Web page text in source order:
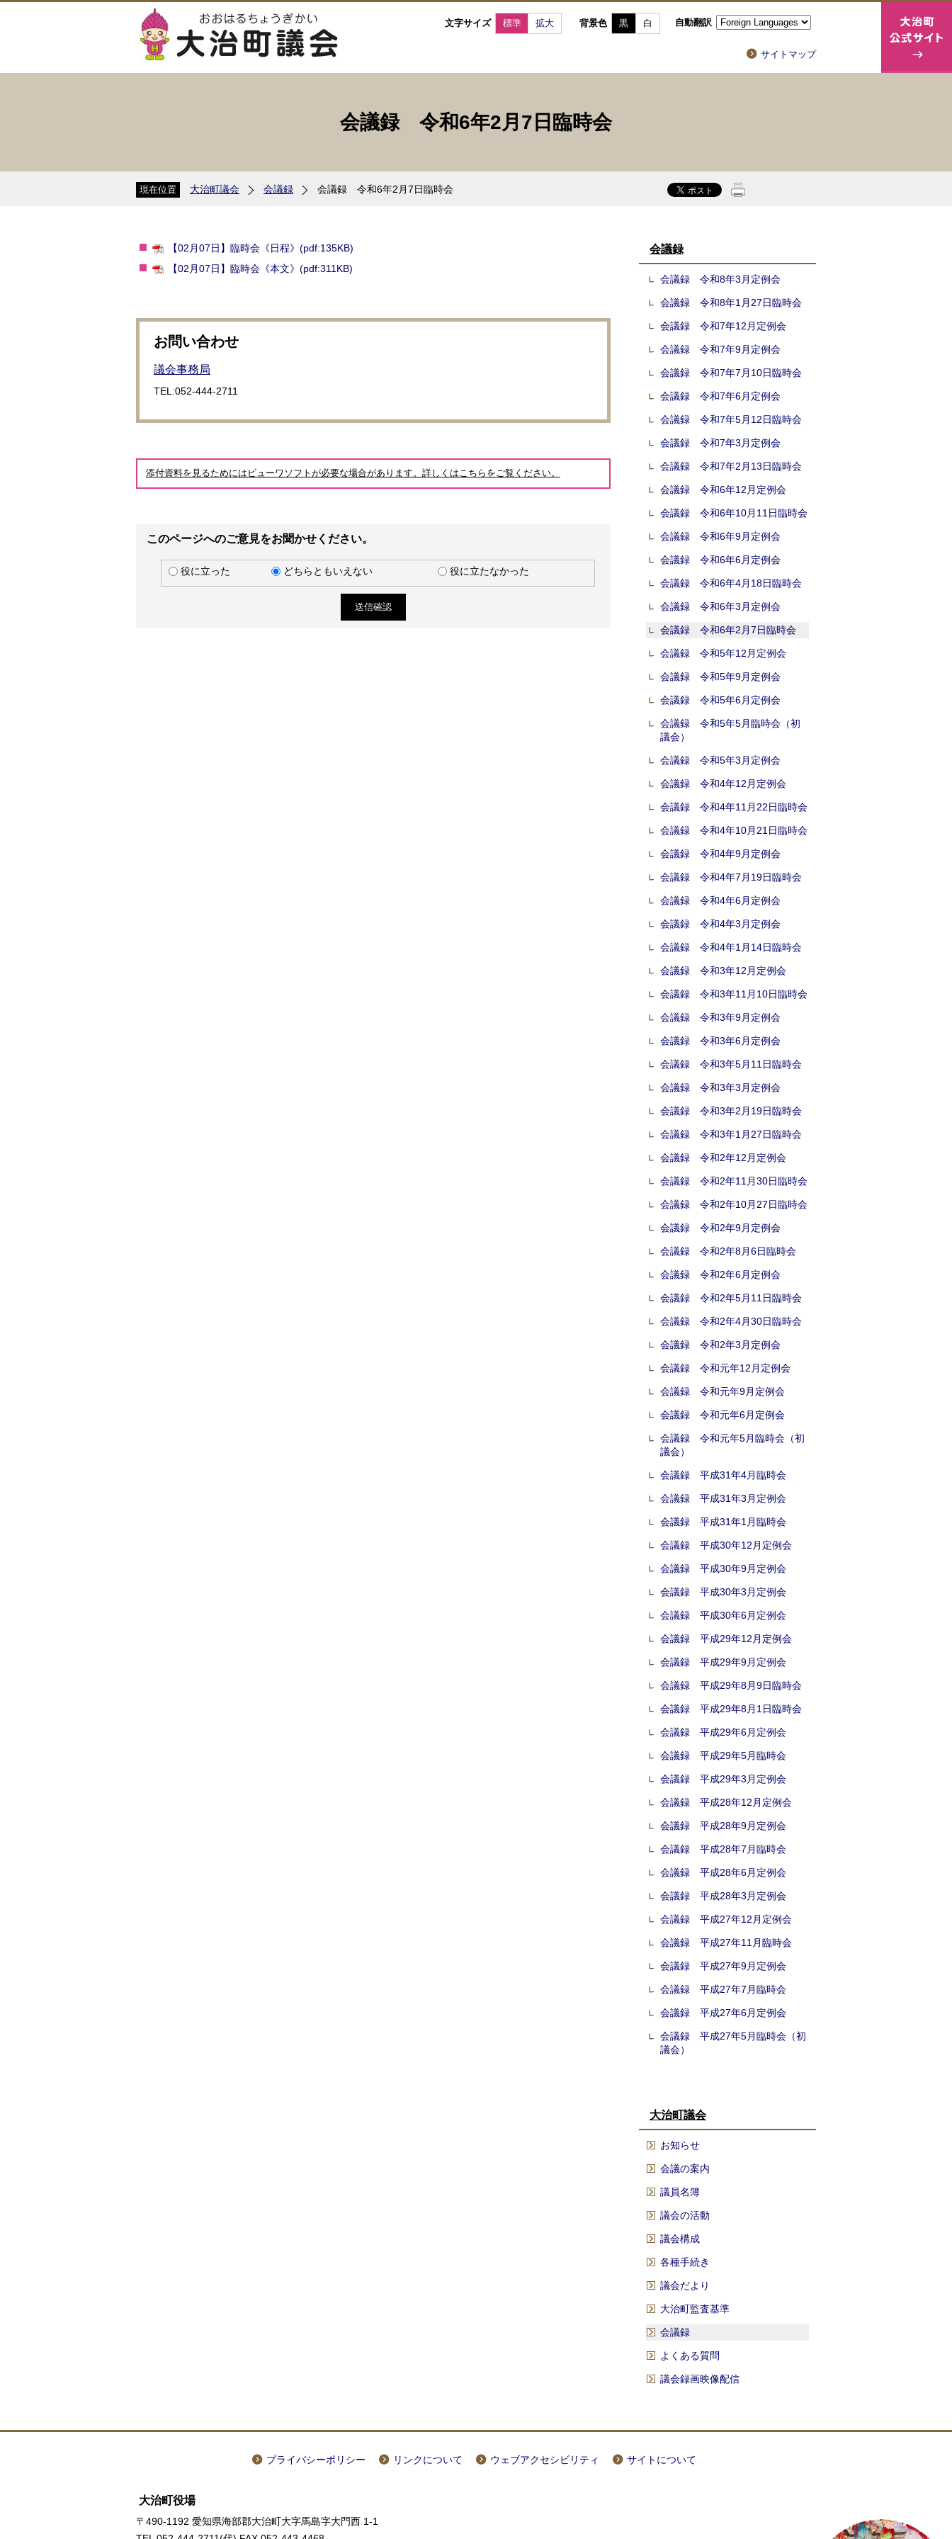
文字サイズ 標準 拡大 背景色 黒 白 自動翻訳
サイトマップ
会議録 令和6年2月7日臨時会
現在位置 大治町議会 会議録 会議録 令和6年2月7日臨時会
【02月07日】臨時会《日程》(pdf:135KB)
【02月07日】臨時会《本文》(pdf:311KB)
お問い合わせ
議会事務局
TEL:052-444-2711
添付資料を見るためにはビューワソフトが必要な場合があります。詳しくはこちらをご覧ください。
このページへのご意見をお聞かせください。
役に立った どちらともいえない 役に立たなかった
会議録
会議録 令和8年3月定例会
会議録 令和8年1月27日臨時会
会議録 令和7年12月定例会
会議録 令和7年9月定例会
会議録 令和7年7月10日臨時会
会議録 令和7年6月定例会
会議録 令和7年5月12日臨時会
会議録 令和7年3月定例会
会議録 令和7年2月13日臨時会
会議録 令和6年12月定例会
会議録 令和6年10月11日臨時会
会議録 令和6年9月定例会
会議録 令和6年6月定例会
会議録 令和6年4月18日臨時会
会議録 令和6年3月定例会
会議録 令和6年2月7日臨時会
会議録 令和5年12月定例会
会議録 令和5年9月定例会
会議録 令和5年6月定例会
会議録 令和5年5月臨時会（初
議会）
会議録 令和5年3月定例会
会議録 令和4年12月定例会
会議録 令和4年11月22日臨時会
会議録 令和4年10月21日臨時会
会議録 令和4年9月定例会
会議録 令和4年7月19日臨時会
会議録 令和4年6月定例会
会議録 令和4年3月定例会
会議録 令和4年1月14日臨時会
会議録 令和3年12月定例会
会議録 令和3年11月10日臨時会
会議録 令和3年9月定例会
会議録 令和3年6月定例会
会議録 令和3年5月11日臨時会
会議録 令和3年3月定例会
会議録 令和3年2月19日臨時会
会議録 令和3年1月27日臨時会
会議録 令和2年12月定例会
会議録 令和2年11月30日臨時会
会議録 令和2年10月27日臨時会
会議録 令和2年9月定例会
会議録 令和2年8月6日臨時会
会議録 令和2年6月定例会
会議録 令和2年5月11日臨時会
会議録 令和2年4月30日臨時会
会議録 令和2年3月定例会
会議録 令和元年12月定例会
会議録 令和元年9月定例会
会議録 令和元年6月定例会
会議録 令和元年5月臨時会（初
議会）
会議録 平成31年4月臨時会
会議録 平成31年3月定例会
会議録 平成31年1月臨時会
会議録 平成30年12月定例会
会議録 平成30年9月定例会
会議録 平成30年3月定例会
会議録 平成30年6月定例会
会議録 平成29年12月定例会
会議録 平成29年9月定例会
会議録 平成29年8月9日臨時会
会議録 平成29年8月1日臨時会
会議録 平成29年6月定例会
会議録 平成29年5月臨時会
会議録 平成29年3月定例会
会議録 平成28年12月定例会
会議録 平成28年9月定例会
会議録 平成28年7月臨時会
会議録 平成28年6月定例会
会議録 平成28年3月定例会
会議録 平成27年12月定例会
会議録 平成27年11月臨時会
会議録 平成27年9月定例会
会議録 平成27年7月臨時会
会議録 平成27年6月定例会
会議録 平成27年5月臨時会（初
議会）
大治町議会
お知らせ
会議の案内
議員名簿
議会の活動
議会構成
各種手続き
議会だより
大治町監査基準
会議録
よくある質問
議会録画映像配信
プライバシーポリシー リンクについて ウェブアクセシビリティ サイトについて
大治町役場
〒490-1192 愛知県海部郡大治町大字馬島字大門西 1-1